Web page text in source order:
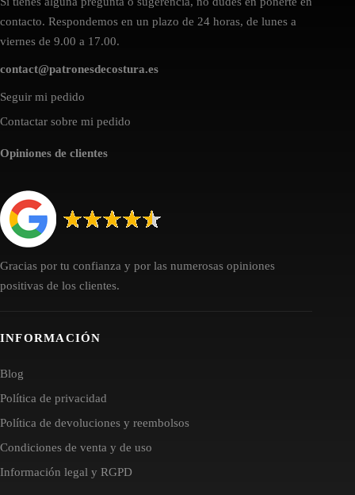
contacto. Respondemos en un plazo de 24 horas, de lunes a
viernes de 9.00 a 17.00.
contact@patronesdecostura.es
Seguir mi pedido
Contactar sobre mi pedido
Opiniones de clientes
Gracias por tu confianza y por las numerosas opiniones
positivas de los clientes.
INFORMACIÓN
Blog
Política de privacidad
Política de devoluciones y reembolsos
Condiciones de venta y de uso
Información legal y RGPD